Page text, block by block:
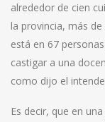
alrededor de cien
la provincia, más
está en 67
castigar a una
como dijo el
Es decir, que en